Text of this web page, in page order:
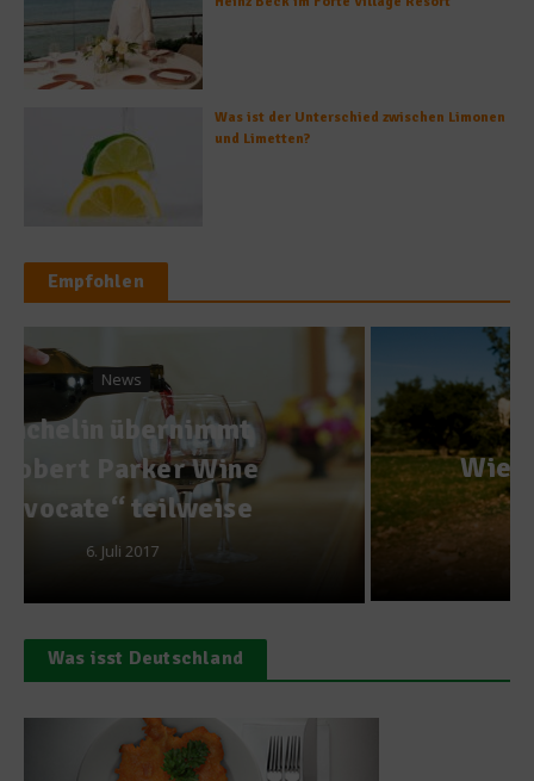
Was ist der Unterschied zwischen Limonen
und Limetten?
Empfohlen
Ratgeber Gesundheit
Wie gesund ist Arganöl?
6. September 2010
Was isst Deutschland